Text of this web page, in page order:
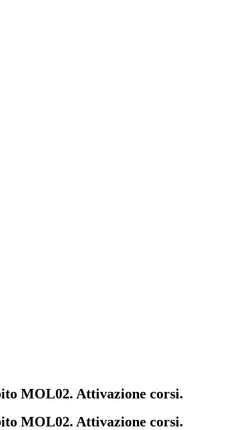
MOL02. Attivazione corsi.
MOL02. Attivazione corsi.